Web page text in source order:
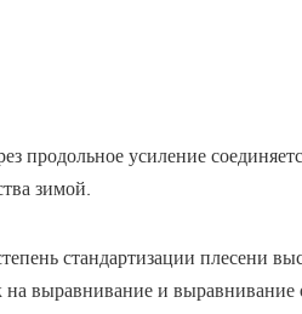
продольное усиление
зимой.
стандартизации плесени
выравнивание и выравнивание